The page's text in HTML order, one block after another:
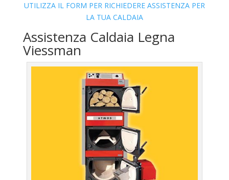
UTILIZZA IL FORM PER RICHIEDERE ASSISTENZA PER
LA TUA CALDAIA
Assistenza Caldaia Legna
Viessman